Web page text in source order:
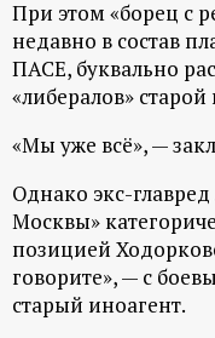
и
о
н
н
ы
При этом «борец с
недавно в состав
ПАСЕ, буквально
«либералов»
«Мы уже всё», —
Однако экс-
Москвы»
позицией
говорите», — с
старый иноагент.